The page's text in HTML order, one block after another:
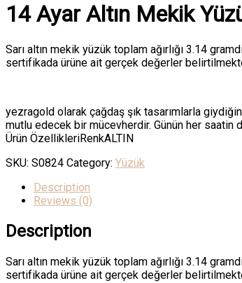
14 Ayar Altın Mekik
Sarı altın mekik yüzük toplam ağırlığı 3.14
sertifikada ürüne ait gerçek değerler
yezragold olarak çağdaş şık tasarımlarla
mutlu edecek bir mücevherdir. Günün her
Ürün ÖzellikleriRenkALTIN
SKU: S0824 Category: Yüzük
Description
Reviews (0)
Description
Sarı altın mekik yüzük toplam ağırlığı 3.14
sertifikada ürüne ait gerçek değerler